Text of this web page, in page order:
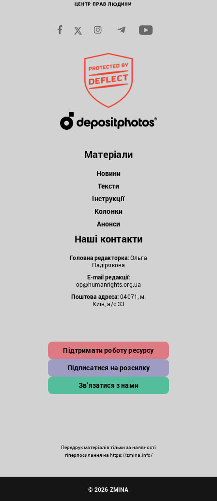
Матеріали
Новини
Тексти
Інструкції
Колонки
Анонси
Наші контакти
Головна редакторка:Ольга
Падірякова
E-mail редакції:
op@humanrights.org.ua
Поштова адреса:04071, м.
Київ, а/с 33
Підтримати роботу ресурсу
Підписатися на розсилку
Зв’язатися з нами
Передрук матеріалів тільки за наявності
гіперпосилання на https://zmina.info/
© 2026 ZMINA